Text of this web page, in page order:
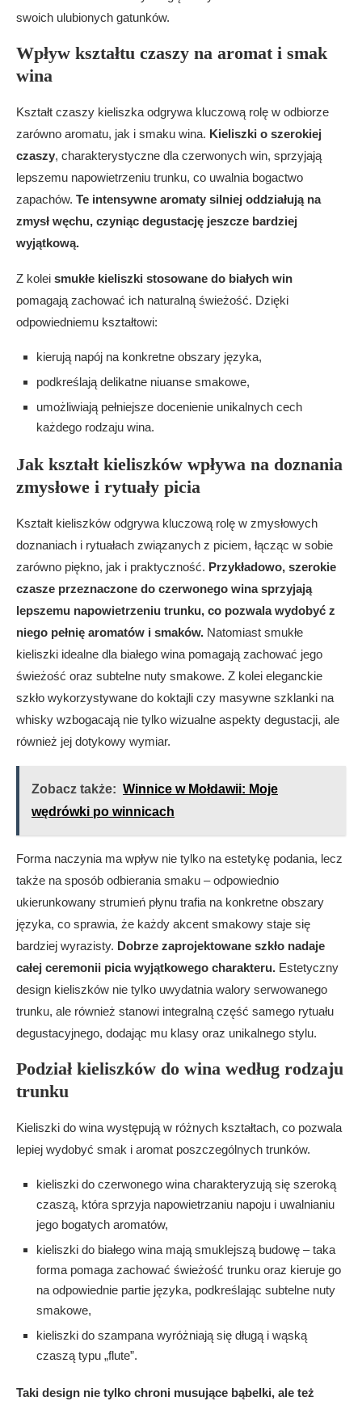
swoich ulubionych gatunków.
Wpływ kształtu czaszy na aromat i smak
wina
Kształt czaszy kieliszka odgrywa kluczową rolę w odbiorze
zarówno aromatu, jak i smaku wina. Kieliszki o szerokiej
czaszy, charakterystyczne dla czerwonych win, sprzyjają
lepszemu napowietrzeniu trunku, co uwalnia bogactwo
zapachów. Te intensywne aromaty silniej oddziałują na
zmysł węchu, czyniąc degustację jeszcze bardziej
wyjątkową.
Z kolei smukłe kieliszki stosowane do białych win
pomagają zachować ich naturalną świeżość. Dzięki
odpowiedniemu kształtowi:
kierują napój na konkretne obszary języka,
podkreślają delikatne niuanse smakowe,
umożliwiają pełniejsze docenienie unikalnych cech
każdego rodzaju wina.
Jak kształt kieliszków wpływa na doznania
zmysłowe i rytuały picia
Kształt kieliszków odgrywa kluczową rolę w zmysłowych
doznaniach i rytuałach związanych z piciem, łącząc w sobie
zarówno piękno, jak i praktyczność. Przykładowo, szerokie
czasze przeznaczone do czerwonego wina sprzyjają
lepszemu napowietrzeniu trunku, co pozwala wydobyć z
niego pełnię aromatów i smaków. Natomiast smukłe
kieliszki idealne dla białego wina pomagają zachować jego
świeżość oraz subtelne nuty smakowe. Z kolei eleganckie
szkło wykorzystywane do koktajli czy masywne szklanki na
whisky wzbogacają nie tylko wizualne aspekty degustacji, ale
również jej dotykowy wymiar.
Zobacz także: Winnice w Mołdawii: Moje
wędrówki po winnicach
Forma naczynia ma wpływ nie tylko na estetykę podania, lecz
także na sposób odbierania smaku – odpowiednio
ukierunkowany strumień płynu trafia na konkretne obszary
języka, co sprawia, że każdy akcent smakowy staje się
bardziej wyrazisty. Dobrze zaprojektowane szkło nadaje
całej ceremonii picia wyjątkowego charakteru. Estetyczny
design kieliszków nie tylko uwydatnia walory serwowanego
trunku, ale również stanowi integralną część samego rytuału
degustacyjnego, dodając mu klasy oraz unikalnego stylu.
Podział kieliszków do wina według rodzaju
trunku
Kieliszki do wina występują w różnych kształtach, co pozwala
lepiej wydobyć smak i aromat poszczególnych trunków.
kieliszki do czerwonego wina charakteryzują się szeroką
czaszą, która sprzyja napowietrzaniu napoju i uwalnianiu
jego bogatych aromatów,
kieliszki do białego wina mają smuklejszą budowę – taka
forma pomaga zachować świeżość trunku oraz kieruje go
na odpowiednie partie języka, podkreślając subtelne nuty
smakowe,
kieliszki do szampana wyróżniają się długą i wąską
czaszą typu „flute”.
Taki design nie tylko chroni musujące bąbelki, ale też